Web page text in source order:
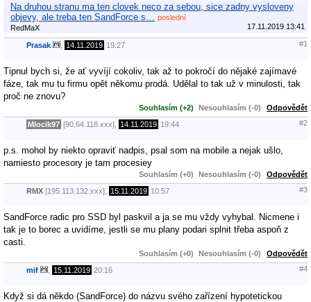
Na druhou stranu ma ten clovek neco za sebou, sice zadny vysloveny
objevy, ale treba ten SandForce s…
poslední
RedMaX
17.11.2019 13:41
Prasak 14.11.2019 19:27 #1
Tipnul bych si, že ať vyvíjí cokoliv, tak až to pokročí do nějaké zajímavé
fáze, tak mu tu firmu opět někomu prodá. Udělal to tak už v minulosti, tak
proč ne znovu?
Souhlasím (+2) Nesouhlasím (-0) Odpovědět
Mlocik97 [90.64.118.xxx], 14.11.2019 19:44 #2
p.s. mohol by niekto opraviť nadpis, psal som na mobile a nejak ušlo,
namiesto procesory je tam procesiey
Souhlasím (+0) Nesouhlasím (-0) Odpovědět
RMX [195.113.132.xxx], 15.11.2019 10:57 #3
SandForce radic pro SSD byl paskvil a ja se mu vždy vyhybal. Nicmene i
tak je to borec a uvidíme, jestli se mu plany podari splnit třeba aspoň z
casti.
Souhlasím (+0) Nesouhlasím (-0) Odpovědět
mif 15.11.2019 20:16 #4
Když si dá někdo (SandForce) do názvu svého zařízení hypotetickou